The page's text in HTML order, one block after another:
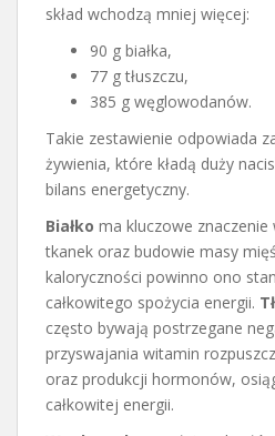
skład wchodzą mniej więcej:
90 g białka,
77 g tłuszczu,
385 g węglowodanów.
Takie zestawienie odpowiada
żywienia, które kładą duży
bilans energetyczny.
Białko ma kluczowe
tkanek oraz budowie masy
kaloryczności powinno ono
całkowitego spożycia energii.
często bywają postrzegane
przyswajania witamin
oraz produkcji hormonów,
całkowitej energii.